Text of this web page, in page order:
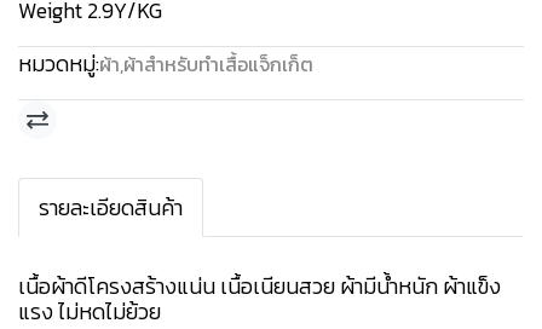
Weight 2.9Y/KG
หมวดหมู่:ผ้า,ผ้าสำหรับทำเสื้อแจ็กเก็ต
รายละเอียดสินค้า
เนื้อผ้าดีโครงสร้างแน่น เนื้อเนียนสวย ผ้ามีน้ำหนัก ผ้าแข็ง
แรง ไม่หดไม่ย้วย